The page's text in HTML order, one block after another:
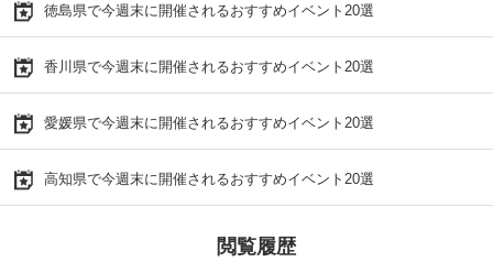
徳島県で今週末に開催されるおすすめイベント20選
香川県で今週末に開催されるおすすめイベント20選
愛媛県で今週末に開催されるおすすめイベント20選
高知県で今週末に開催されるおすすめイベント20選
閲覧履歴